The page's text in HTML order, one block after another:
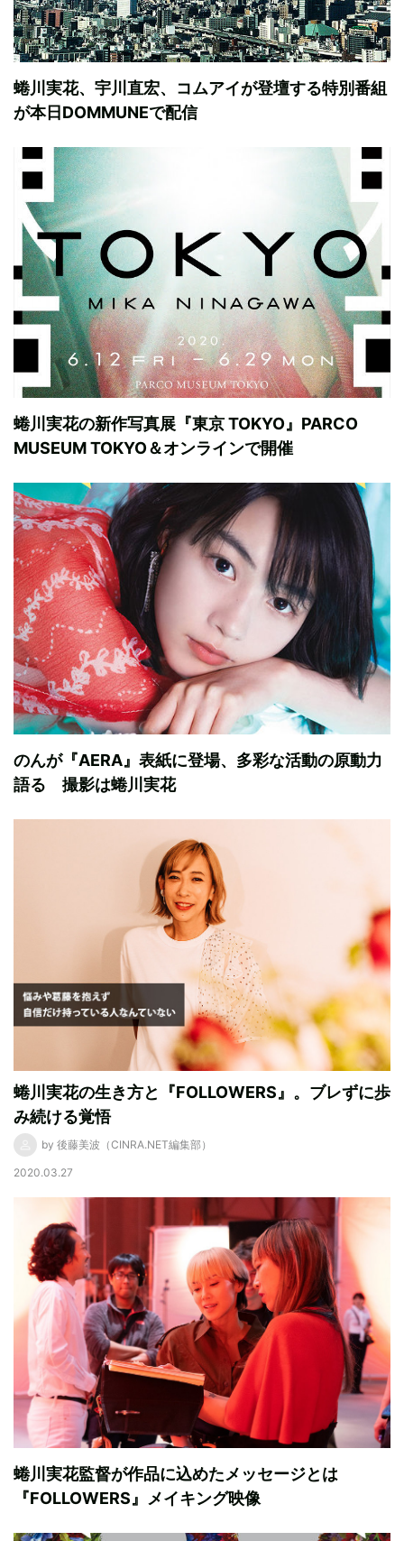
蜷川実花、宇川直宏、コムアイが登壇する特別番組
が本日DOMMUNEで配信
蜷川実花の新作写真展『東京 TOKYO』PARCO
MUSEUM TOKYO＆オンラインで開催
のんが『AERA』表紙に登場、多彩な活動の原動力
語る 撮影は蜷川実花
蜷川実花の生き方と『FOLLOWERS』。ブレずに歩
み続ける覚悟
by 後藤美波（CINRA.NET編集部）
2020.03.27
蜷川実花監督が作品に込めたメッセージとは
『FOLLOWERS』メイキング映像